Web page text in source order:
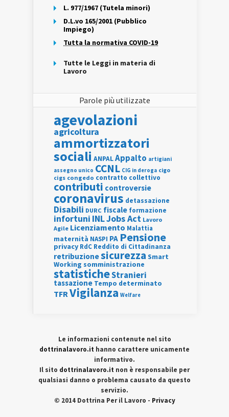
L. 977/1967 (Tutela minori)
D.L.vo 165/2001 (Pubblico
Impiego)
Tutta la normativa COVID-19
Tutte le Leggi in materia di
Lavoro
Parole più utilizzate
agevolazioni
agricoltura
ammortizzatori
sociali ANPALAppalto artigiani
assegno unico CCNL CIG in deroga cigo
cigs congedo contratto collettivo
contributi controversie
coronavirus detassazione
Disabili DURC fiscale formazione
infortuni INLJobs Act Lavoro
Agile Licenziamento Malattia
maternità NASPI PA Pensione
privacy RdC Reddito di Cittadinanza
retribuzionesicurezza Smart
Working somministrazione
statisticheStranieri
tassazione Tempo determinato
TFRVigilanza Welfare
Le informazioni contenute nel sito
dottrinalavoro.it hanno carattere unicamente
informativo.
Il sito dottrinalavoro.it non è responsabile per
qualsiasi danno o problema causato da questo
servizio.
© 2014 Dottrina Per il Lavoro - Privacy